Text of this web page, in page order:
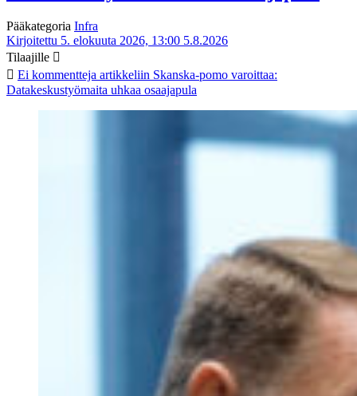
Pääkategoria Infra
Kirjoitettu 5. elokuuta 2026, 13:00 5.8.2026
Tilaajille
Ei kommentteja artikkeliin Skanska-pomo varoittaa:
Datakeskustyömaita uhkaa osaajapula